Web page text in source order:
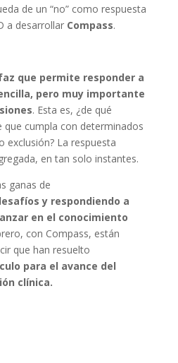
de un “no” como respuesta
a desarrollarCompass.
que permite responder a
pero muy importante
. Esta es, ¿de qué
cumpla con determinados
exclusión? La respuesta
en tan solo instantes.
ganas de
y respondiendo a
en el conocimiento
con Compass, están
que han resuelto
para el avance del
clínica.